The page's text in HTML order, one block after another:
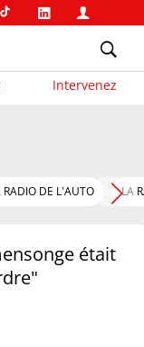
Intervenez
RADIO DE L'AUTO LA
était